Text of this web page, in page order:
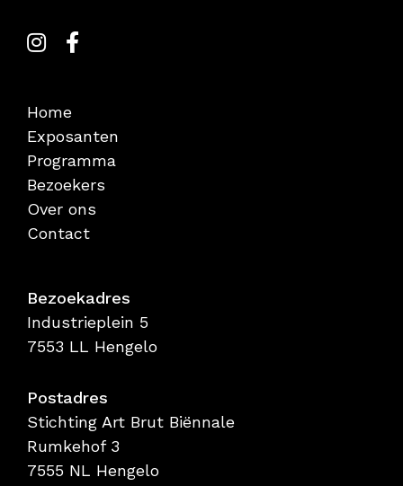
Partners
Contact
Home
Exposanten
Programma
Bezoekers
Over ons
Contact
Bezoekadres
Industrieplein 5
7553 LL Hengelo
Postadres
Stichting Art Brut Biënnale
Rumkehof 3
7555 NL Hengelo